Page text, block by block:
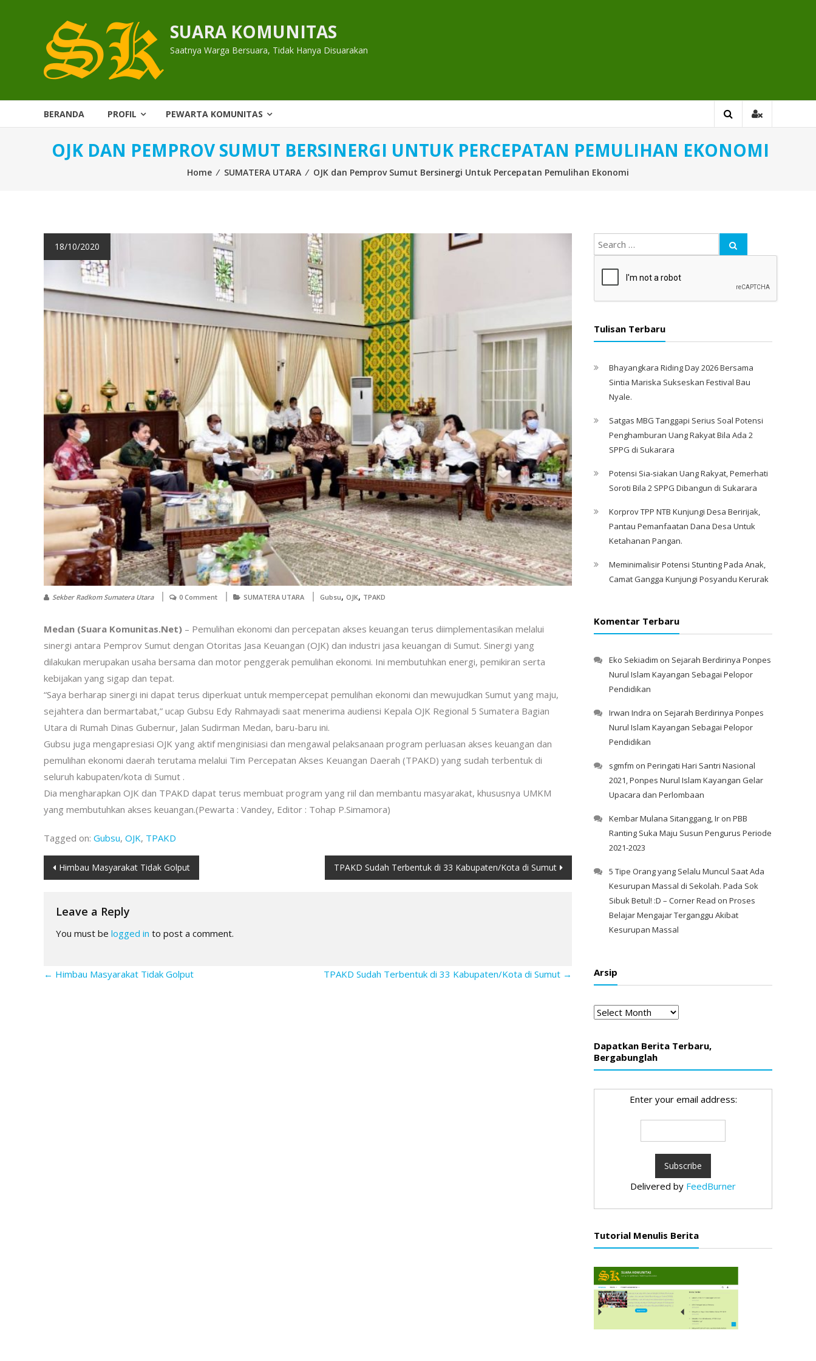
SUARA KOMUNITAS
Saatnya Warga Bersuara, Tidak Hanya Disuarakan
BERANDA PROFIL PEWARTA KOMUNITAS
OJK DAN PEMPROV SUMUT BERSINERGI UNTUK PERCEPATAN PEMULIHAN EKONOMI
Home ⁄ SUMATERA UTARA ⁄ OJK dan Pemprov Sumut Bersinergi Untuk Percepatan Pemulihan Ekonomi
18/10/2020
Sekber Radkom Sumatera Utara 0 Comment SUMATERA UTARA Gubsu, OJK, TPAKD
Medan (Suara Komunitas.Net) – Pemulihan ekonomi dan percepatan akses keuangan terus diimplementasikan melalui
sinergi antara Pemprov Sumut dengan Otoritas Jasa Keuangan (OJK) dan industri jasa keuangan di Sumut. Sinergi yang
dilakukan merupakan usaha bersama dan motor penggerak pemulihan ekonomi. Ini membutuhkan energi, pemikiran serta
kebijakan yang sigap dan tepat.
“Saya berharap sinergi ini dapat terus diperkuat untuk mempercepat pemulihan ekonomi dan mewujudkan Sumut yang maju,
sejahtera dan bermartabat,” ucap Gubsu Edy Rahmayadi saat menerima audiensi Kepala OJK Regional 5 Sumatera Bagian
Utara di Rumah Dinas Gubernur, Jalan Sudirman Medan, baru-baru ini.
Gubsu juga mengapresiasi OJK yang aktif menginisiasi dan mengawal pelaksanaan program perluasan akses keuangan dan
pemulihan ekonomi daerah terutama melalui Tim Percepatan Akses Keuangan Daerah (TPAKD) yang sudah terbentuk di
seluruh kabupaten/kota di Sumut .
Dia mengharapkan OJK dan TPAKD dapat terus membuat program yang riil dan membantu masyarakat, khususnya UMKM
yang membutuhkan akses keuangan.(Pewarta : Vandey, Editor : Tohap P.Simamora)
Tagged on: Gubsu, OJK, TPAKD
Post
Himbau Masyarakat Tidak Golput TPAKD Sudah Terbentuk di 33 Kabupaten/Kota di Sumut
Leave a Reply
You must be logged in to post a comment.
← Himbau Masyarakat Tidak Golput TPAKD Sudah Terbentuk di 33 Kabupaten/Kota di Sumut →
Tulisan Terbaru
Bhayangkara Riding Day 2026 Bersama
Sintia Mariska Sukseskan Festival Bau
Nyale. ‎
Satgas MBG Tanggapi Serius Soal Potensi
Penghamburan Uang Rakyat Bila Ada 2
SPPG di Sukarara
Potensi Sia-siakan Uang Rakyat, Pemerhati
Soroti Bila 2 SPPG Dibangun di Sukarara
Korprov TPP NTB Kunjungi Desa Beririjak,
Pantau Pemanfaatan Dana Desa Untuk
Ketahanan Pangan.
Meminimalisir Potensi Stunting Pada Anak,
Camat Gangga Kunjungi Posyandu Kerurak
Komentar Terbaru
Eko Sekiadim on Sejarah Berdirinya Ponpes
Nurul Islam Kayangan Sebagai Pelopor
Pendidikan
Irwan Indra on Sejarah Berdirinya Ponpes
Nurul Islam Kayangan Sebagai Pelopor
Pendidikan
sgmfm on Peringati Hari Santri Nasional
2021, Ponpes Nurul Islam Kayangan Gelar
Upacara dan Perlombaan
Kembar Mulana Sitanggang, Ir on PBB
Ranting Suka Maju Susun Pengurus Periode
2021-2023
5 Tipe Orang yang Selalu Muncul Saat Ada
Kesurupan Massal di Sekolah. Pada Sok
Sibuk Betul! :D – Corner Read on Proses
Belajar Mengajar Terganggu Akibat
Kesurupan Massal
Arsip
Arsip
Dapatkan Berita Terbaru,
Bergabunglah
Enter your email address:
Delivered by FeedBurner
Tutorial Menulis Berita